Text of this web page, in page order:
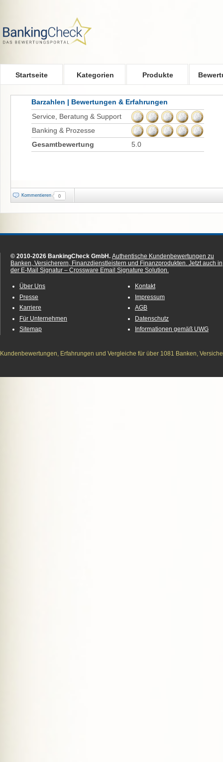
Startseite Kategorien Produkte
Barzahlen | Bewertungen & Erfahrungen
Service, Beratung & Support
Banking & Prozesse
Gesamtbewertung
5.0
Kommentieren 0
© 2010-2026 BankingCheck GmbH. Authentische Kundenbewertungen zu
Banken, Versicherern, Finanzdienstleistern und Finanzprodukten. Jetzt auch in
der E-Mail Signatur – Crossware Email Signature Solution.
Über Uns
Presse
Karriere
Für Unternehmen
Sitemap
Kontakt
Impressum
AGB
Datenschutz
Informationen gemäß UWG
Kundenbewertungen, Erfahrungen und Vergleiche für über 1081 Banken,